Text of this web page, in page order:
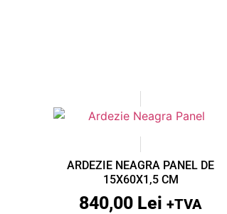
ARDEZIE NEAGRA PANEL DE
15X60X1,5 CM
840,00 Lei +TVA